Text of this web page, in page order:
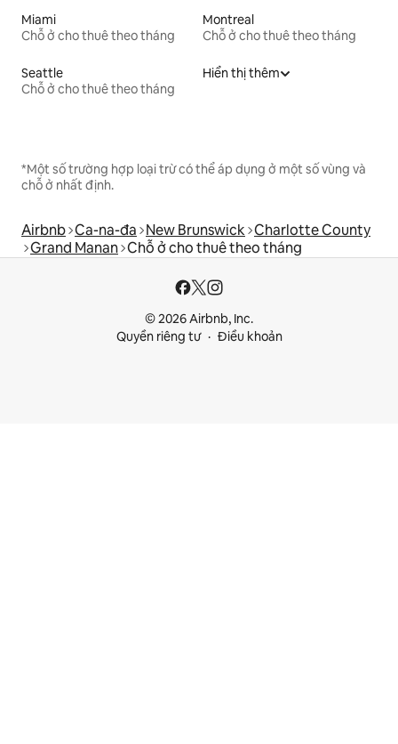
Miami
Chỗ ở cho thuê theo tháng
Montreal
Chỗ ở cho thuê theo tháng
Seattle
Chỗ ở cho thuê theo tháng
Hiển thị thêm
*Một số trường hợp loại trừ có thể áp dụng ở một số vùng và
chỗ ở nhất định.
Airbnb Ca-na-đa New Brunswick Charlotte County
Grand Manan Chỗ ở cho thuê theo tháng
© 2026 Airbnb, Inc.
Quyền riêng tư
Điều khoản